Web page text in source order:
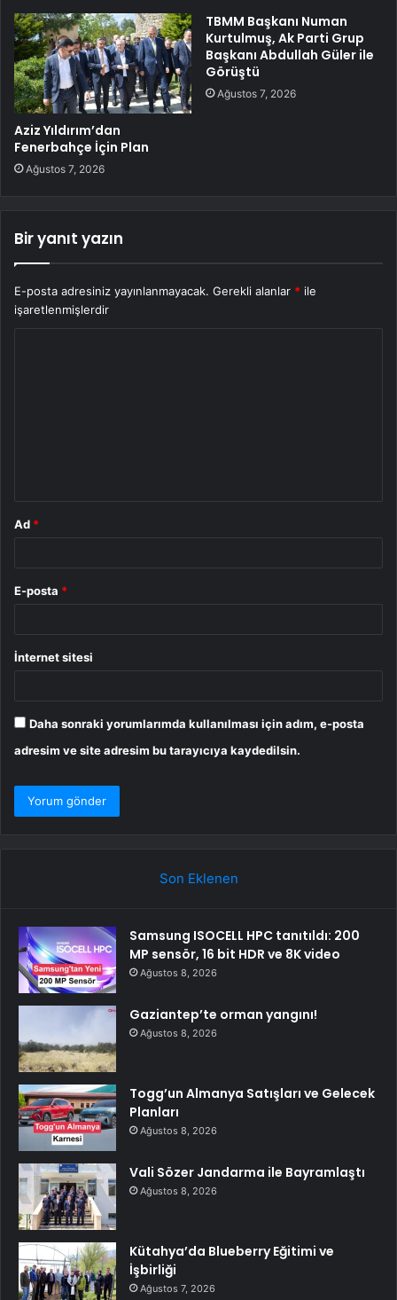
Aziz Yıldırım’dan
Fenerbahçe İçin Plan
Ağustos 7, 2026
TBMM Başkanı Numan
Kurtulmuş, Ak Parti Grup
Başkanı Abdullah Güler ile
Görüştü
Ağustos 7, 2026
Bir yanıt yazın
E-posta adresiniz yayınlanmayacak. Gerekli alanlar * ile
işaretlenmişlerdir
Ad *
E-posta *
İnternet sitesi
Daha sonraki yorumlarımda kullanılması için adım, e-posta
adresim ve site adresim bu tarayıcıya kaydedilsin.
Son Eklenen
Samsung ISOCELL HPC tanıtıldı: 200
MP sensör, 16 bit HDR ve 8K video
Ağustos 8, 2026
Gaziantep’te orman yangını!
Ağustos 8, 2026
Togg’un Almanya Satışları ve Gelecek
Planları
Ağustos 8, 2026
Vali Sözer Jandarma ile Bayramlaştı
Ağustos 8, 2026
Kütahya’da Blueberry Eğitimi ve
İşbirliği
Ağustos 7, 2026